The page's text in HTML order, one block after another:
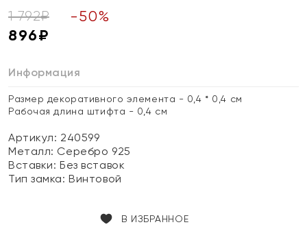
1 792₽ -50%
896₽
Информация
Размер декоративного элемента - 0,4 * 0,4 см
Рабочая длина штифта - 0,4 см
Артикул: 240599
Металл: Серебро 925
Вставки:Без вставок
Тип замка:Винтовой
В ИЗБРАННОЕ